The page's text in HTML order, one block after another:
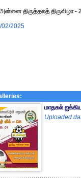
அன்னை திருத்தலத் திருவிழா
02/2025
மாதகல்
Uploaded